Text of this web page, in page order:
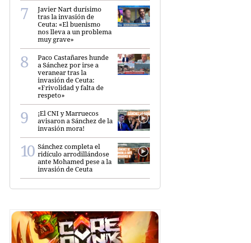
Javier Nart durísimo
tras la invasión de
Ceuta: «El buenismo
nos lleva a un problema
muy grave»
Paco Castañares hunde
a Sánchez por irse a
veranear tras la
invasión de Ceuta:
«Frivolidad y falta de
respeto»
¡El CNI y Marruecos
avisaron a Sánchez de la
invasión mora!
Sánchez completa el
ridículo arrodillándose
ante Mohamed pese a la
invasión de Ceuta